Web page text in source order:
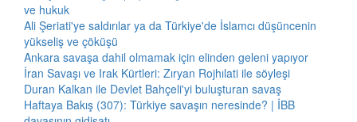
ve hukuk
Ali Şeriati'ye saldırılar ya da Türkiye'de İslamcı düşüncenin
yükseliş ve çöküşü
Ankara savaşa dahil olmamak için elinden geleni yapıyor
İran Savaşı ve Irak Kürtleri: Zıryan Rojhılati ile söyleşi
Duran Kalkan ile Devlet Bahçeli'yi buluşturan savaş
Haftaya Bakış (307): Türkiye savaşın neresinde? | İBB